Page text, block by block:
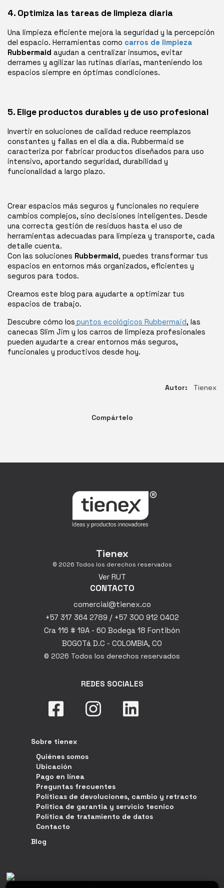
4. Optimiza las tareas de limpieza diaria
Una limpieza eficiente mejora la seguridad y la percepción
del espacio. Herramientas como carros de limpieza
Rubbermaid ayudan a centralizar insumos, evitar
derrames y agilizar las rutinas diarias, manteniendo los
espacios siempre en óptimas condiciones.
5. Elige productos durables y de uso profesional
Invertir en soluciones de calidad reduce reemplazos
constantes y fallas en el día a día. Rubbermaid se
caracteriza por fabricar productos diseñados para uso
intensivo, aportando seguridad, durabilidad y
funcionalidad a largo plazo.
Crear espacios más seguros y funcionales no requiere
cambios complejos, sino decisiones inteligentes. Desde
una correcta gestión de residuos hasta el uso de
herramientas adecuadas para limpieza y transporte, cada
detalle cuenta.
Con las soluciones Rubbermaid, puedes transformar tus
espacios en entornos más organizados, eficientes y
seguros para todos.
Creamos este blog para ayudarte a optimizar tus
espacios de trabajo.
Descubre cómo los puntos ecológicos Rubbermaid, las
canecas Slim Jim y los carros de limpieza profesionales
pueden ayudarte a crear entornos más seguros,
funcionales y productivos desde hoy.
Autor: Tienex
Compártelo
Tienex
© 2026 Todos los derechos reservados
Ver RUT
CONTACTO
comercial@tienex.co
+57 317 364 2789 / +57 300 912 0402
Cra 116 # 19A - 60 Bodega 18 Fontibón
BOGOTá D.C - COLOMBIA, CO
© 2026 Todos los derechos reservados
REDES SOCIALES
Sobre tienex
Quiénes somos
Ubicación
Pago en línea
Preguntas frecuentes
Políticas de devoluciones, cambio y retracto
Politica de garantia y servicio tecnico
Política de tratamiento de datos
Contacto
Blog